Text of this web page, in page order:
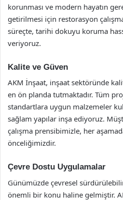
korunması ve modern hayatın
getirilmesi için restorasyon
süreçte, tarihi dokuyu koruma
veriyoruz.
Kalite ve Güven
AKM İnşaat, inşaat sektöründe
en ön planda tutmaktadır. Tüm
standartlara uygun malzemeler
sağlam yapılar inşa ediyoruz.
çalışma prensibimizle, her
önceliğimizdir.
Çevre Dostu Uygulamalar
Günümüzde çevresel
önemli bir konu haline gelmiştir.